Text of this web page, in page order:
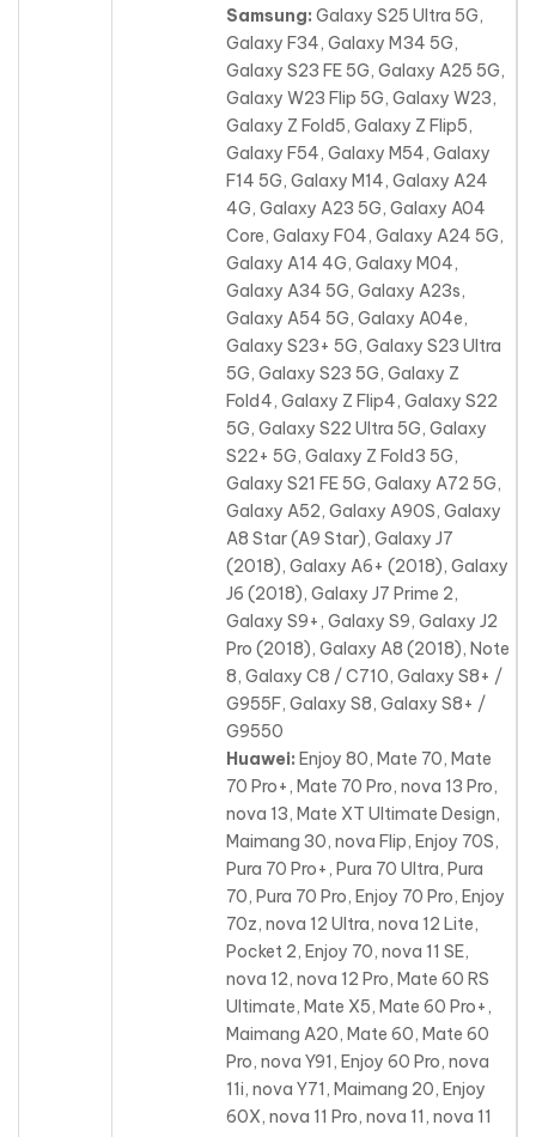
Samsung: Galaxy S25 Ultra 5G,
Galaxy F34, Galaxy M34 5G,
Galaxy S23 FE 5G, Galaxy A25 5G,
Galaxy W23 Flip 5G, Galaxy W23,
Galaxy Z Fold5, Galaxy Z Flip5,
Galaxy F54, Galaxy M54, Galaxy
F14 5G, Galaxy M14, Galaxy A24
4G, Galaxy A23 5G, Galaxy A04
Core, Galaxy F04, Galaxy A24 5G,
Galaxy A14 4G, Galaxy M04,
Galaxy A34 5G, Galaxy A23s,
Galaxy A54 5G, Galaxy A04e,
Galaxy S23+ 5G, Galaxy S23 Ultra
5G, Galaxy S23 5G, Galaxy Z
Fold4, Galaxy Z Flip4, Galaxy S22
5G, Galaxy S22 Ultra 5G, Galaxy
S22+ 5G, Galaxy Z Fold3 5G,
Galaxy S21 FE 5G, Galaxy A72 5G,
Galaxy A52, Galaxy A90S, Galaxy
A8 Star (A9 Star), Galaxy J7
(2018), Galaxy A6+ (2018), Galaxy
J6 (2018), Galaxy J7 Prime 2,
Galaxy S9+, Galaxy S9, Galaxy J2
Pro (2018), Galaxy A8 (2018), Note
8, Galaxy C8 / C710, Galaxy S8+ /
G955F, Galaxy S8, Galaxy S8+ /
G9550
Huawei: Enjoy 80, Mate 70, Mate
70 Pro+, Mate 70 Pro, nova 13 Pro,
nova 13, Mate XT Ultimate Design,
Maimang 30, nova Flip, Enjoy 70S,
Pura 70 Pro+, Pura 70 Ultra, Pura
70, Pura 70 Pro, Enjoy 70 Pro, Enjoy
70z, nova 12 Ultra, nova 12 Lite,
Pocket 2, Enjoy 70, nova 11 SE,
nova 12, nova 12 Pro, Mate 60 RS
Ultimate, Mate X5, Mate 60 Pro+,
Maimang A20, Mate 60, Mate 60
Pro, nova Y91, Enjoy 60 Pro, nova
11i, nova Y71, Maimang 20, Enjoy
60X, nova 11 Pro, nova 11, nova 11